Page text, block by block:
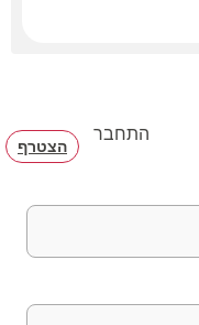
התחבר
הצטרף